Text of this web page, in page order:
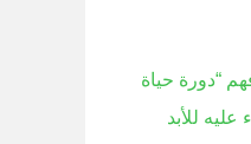
“دورة حياة
للأبد